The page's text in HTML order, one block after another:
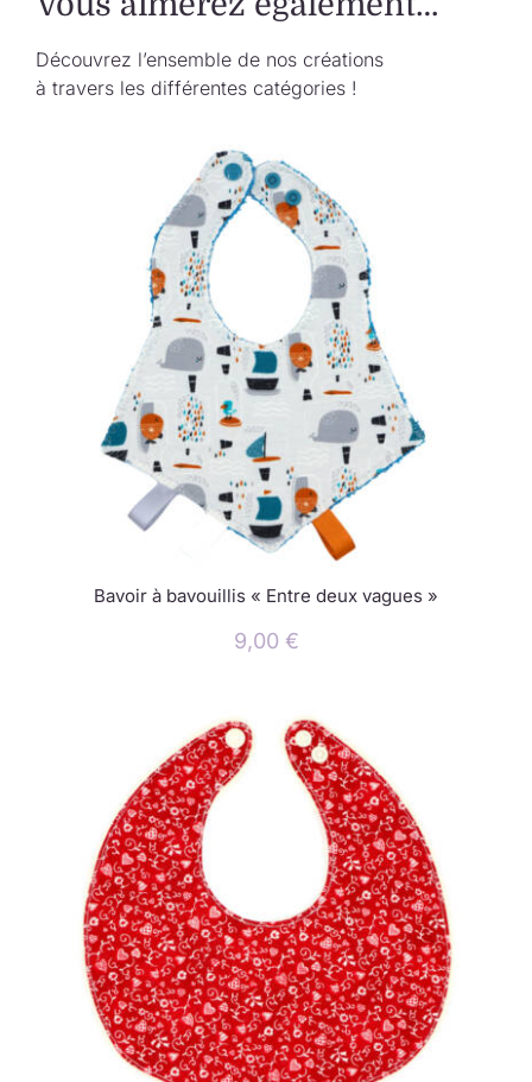
Découvrez l’ensemble de nos créations
à travers les différentes catégories !
Bavoir à bavouillis « Entre deux vagues »
9,00 €